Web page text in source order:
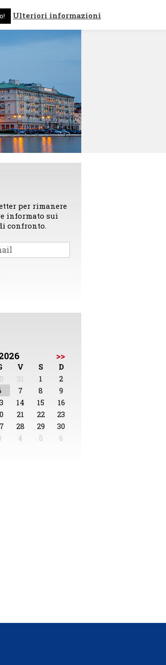
Contattami
per rimanere
informato sui
confronto.
>>
V S
D
31 1
2
7 8
9
14 15
16
21 22
23
28 29
30
4 5 6
Ulteriori informazioni